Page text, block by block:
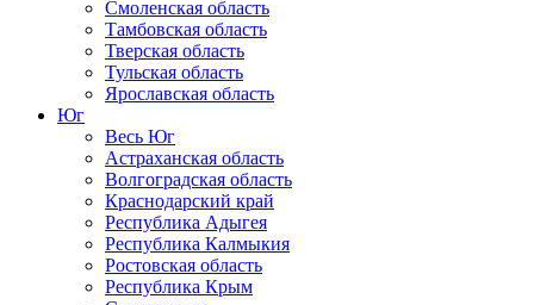
Смоленская область
Тамбовская область
Тверская область
Тульская область
Ярославская область
Юг
Весь Юг
Астраханская область
Волгоградская область
Краснодарский край
Республика Адыгея
Республика Калмыкия
Ростовская область
Республика Крым